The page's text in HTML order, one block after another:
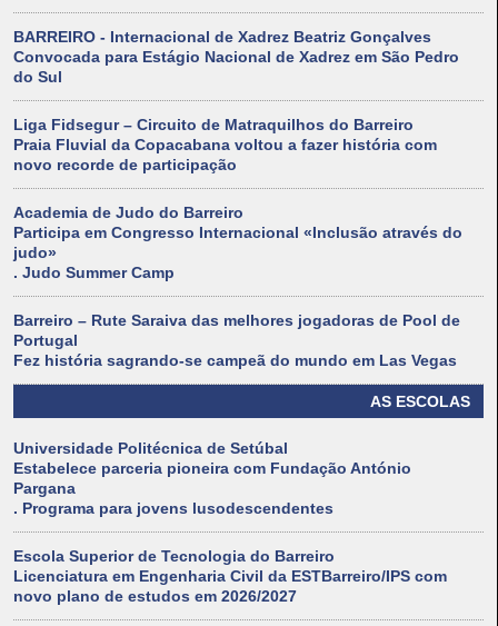
BARREIRO - Internacional de Xadrez Beatriz Gonçalves
Convocada para Estágio Nacional de Xadrez em São Pedro
do Sul
Liga Fidsegur – Circuito de Matraquilhos do Barreiro
Praia Fluvial da Copacabana voltou a fazer história com
novo recorde de participação
Academia de Judo do Barreiro
Participa em Congresso Internacional «Inclusão através do
judo»
. Judo Summer Camp
Barreiro – Rute Saraiva das melhores jogadoras de Pool de
Portugal
Fez história sagrando-se campeã do mundo em Las Vegas
AS ESCOLAS
Universidade Politécnica de Setúbal
Estabelece parceria pioneira com Fundação António
Pargana
. Programa para jovens lusodescendentes
Escola Superior de Tecnologia do Barreiro
Licenciatura em Engenharia Civil da ESTBarreiro/IPS com
novo plano de estudos em 2026/2027